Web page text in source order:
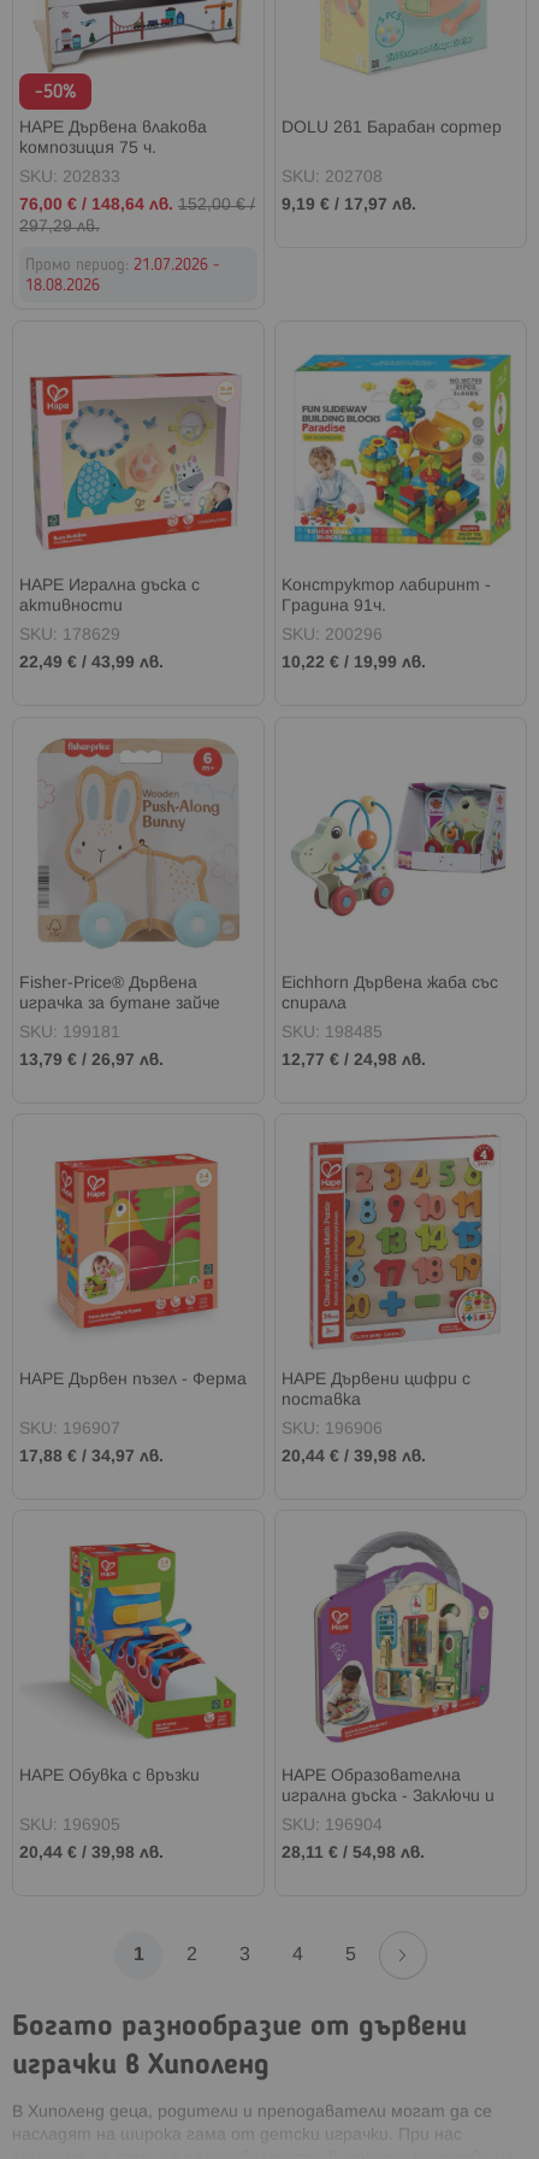
-50%
HAPE Дървена влакова
композиция 75 ч.
SKU: 202833
Промо
цена
76,00 € / 148,64 лв. 152,00 €/
297,29 лв.
Промо период: 21.07.2026 -
18.08.2026
DOLU 2в1 Барабан сортер
SKU: 202708
9,19 € / 17,97 лв.
HAPE Игрална дъска с
активности
SKU: 178629
22,49 € / 43,99 лв.
Конструктор лабиринт -
Градина 91ч.
SKU: 200296
10,22 € / 19,99 лв.
Fisher-Price® Дървена
играчка за бутане зайче
SKU: 199181
13,79 € / 26,97 лв.
Eichhorn Дървена жаба със
спирала
SKU: 198485
12,77 € /24,98 лв.
HAPE Дървен пъзел - Ферма
SKU: 196907
17,88 € / 34,97 лв.
HAPE Дървени цифри с
поставка
SKU: 196906
20,44 € /39,98 лв.
HAPE Обувка с връзки
SKU: 196905
20,44 € / 39,98 лв.
HAPE Образователна
игрална дъска - Заключи и
научи
SKU: 196904
28,11 € / 54,98 лв.
В
четете
1 Страница
2 Страница
3 Страница
4 Страница
5
Страница
Напред
Богато разнообразие от дървени
играчки в Хиполенд
В Хиполенд деца, родители и преподаватели могат да се
насладят на широка гама от детски играчки. При нас